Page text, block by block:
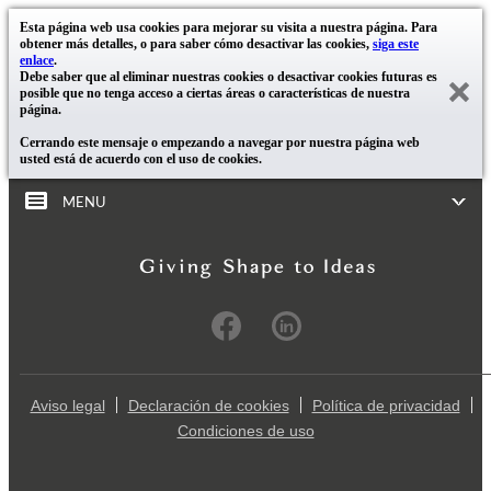
Esta página web usa cookies para mejorar su visita a nuestra página. Para
obtener más detalles, o para saber cómo desactivar las cookies, siga este
enlace.
Debe saber que al eliminar nuestras cookies o desactivar cookies futuras es
posible que no tenga acceso a ciertas áreas o características de nuestra
página.
Cerrando este mensaje o empezando a navegar por nuestra página web
usted está de acuerdo con el uso de cookies.
MENU
Aviso legal Declaración de cookies
Política de privacidad
Condiciones de uso